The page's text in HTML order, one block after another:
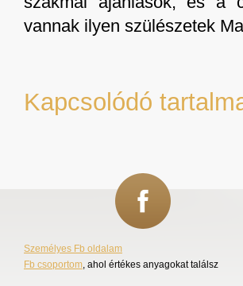
vannak ilyen szülészetek
Kapcsolódó
Személyes Fb oldalam
Fb csoportom, ahol értékes anyagokat találsz